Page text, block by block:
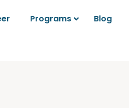
Programs Blog